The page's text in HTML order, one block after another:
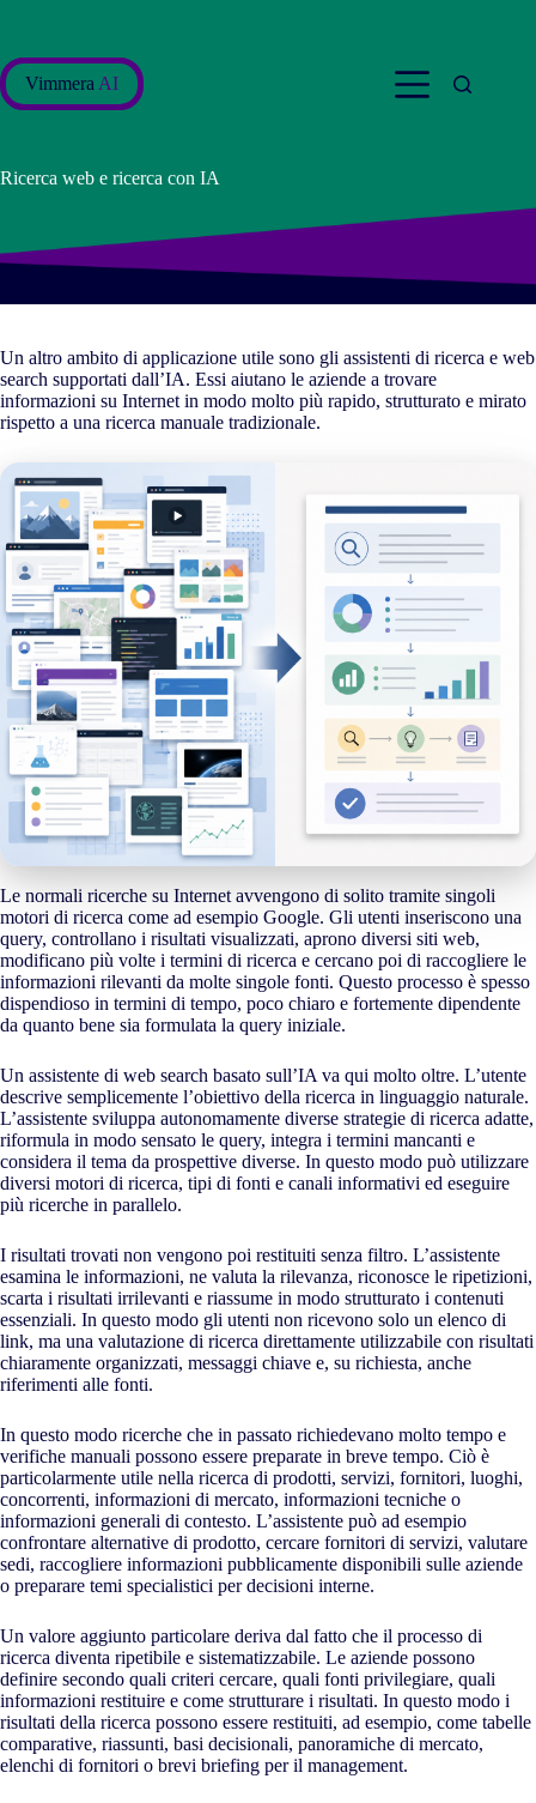
Vimmera AI
Ricerca web e ricerca con IA
Un altro ambito di applicazione utile sono gli assistenti di ricerca e web
search supportati dall’IA. Essi aiutano le aziende a trovare
informazioni su Internet in modo molto più rapido, strutturato e mirato
rispetto a una ricerca manuale tradizionale.
Le normali ricerche su Internet avvengono di solito tramite singoli
motori di ricerca come ad esempio Google. Gli utenti inseriscono una
query, controllano i risultati visualizzati, aprono diversi siti web,
modificano più volte i termini di ricerca e cercano poi di raccogliere le
informazioni rilevanti da molte singole fonti. Questo processo è spesso
dispendioso in termini di tempo, poco chiaro e fortemente dipendente
da quanto bene sia formulata la query iniziale.
Un assistente di web search basato sull’IA va qui molto oltre. L’utente
descrive semplicemente l’obiettivo della ricerca in linguaggio naturale.
L’assistente sviluppa autonomamente diverse strategie di ricerca adatte,
riformula in modo sensato le query, integra i termini mancanti e
considera il tema da prospettive diverse. In questo modo può utilizzare
diversi motori di ricerca, tipi di fonti e canali informativi ed eseguire
più ricerche in parallelo.
I risultati trovati non vengono poi restituiti senza filtro. L’assistente
esamina le informazioni, ne valuta la rilevanza, riconosce le ripetizioni,
scarta i risultati irrilevanti e riassume in modo strutturato i contenuti
essenziali. In questo modo gli utenti non ricevono solo un elenco di
link, ma una valutazione di ricerca direttamente utilizzabile con risultati
chiaramente organizzati, messaggi chiave e, su richiesta, anche
riferimenti alle fonti.
In questo modo ricerche che in passato richiedevano molto tempo e
verifiche manuali possono essere preparate in breve tempo. Ciò è
particolarmente utile nella ricerca di prodotti, servizi, fornitori, luoghi,
concorrenti, informazioni di mercato, informazioni tecniche o
informazioni generali di contesto. L’assistente può ad esempio
confrontare alternative di prodotto, cercare fornitori di servizi, valutare
sedi, raccogliere informazioni pubblicamente disponibili sulle aziende
o preparare temi specialistici per decisioni interne.
Un valore aggiunto particolare deriva dal fatto che il processo di
ricerca diventa ripetibile e sistematizzabile. Le aziende possono
definire secondo quali criteri cercare, quali fonti privilegiare, quali
informazioni restituire e come strutturare i risultati. In questo modo i
risultati della ricerca possono essere restituiti, ad esempio, come tabelle
comparative, riassunti, basi decisionali, panoramiche di mercato,
elenchi di fornitori o brevi briefing per il management.